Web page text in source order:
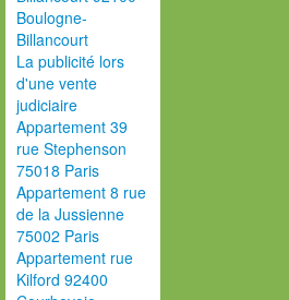
Boulogne-
Billancourt
La publicité lors
d'une vente
judiciaire
Appartement 39
rue Stephenson
75018 Paris
Appartement 8 rue
de la Jussienne
75002 Paris
Appartement rue
Kilford 92400